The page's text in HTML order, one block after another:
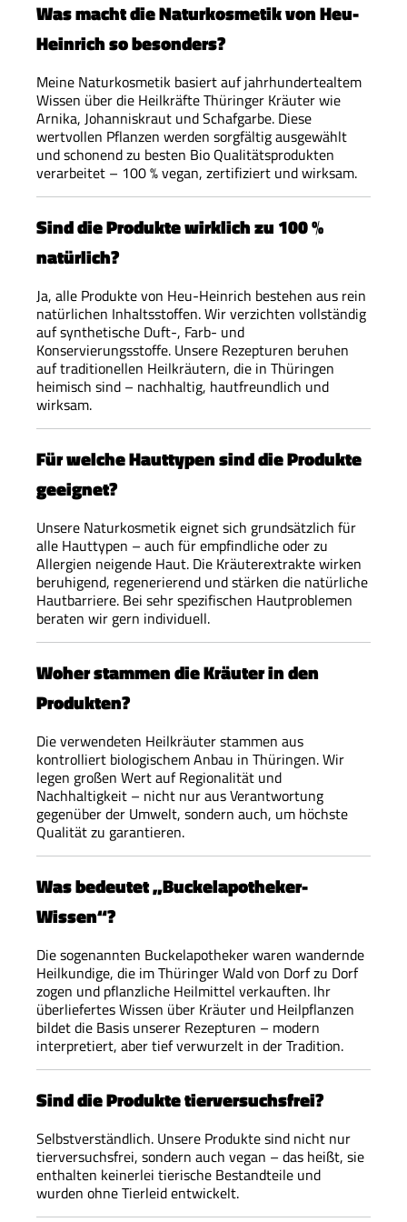
Was macht die Naturkosmetik von Heu-
Heinrich so besonders?
Meine Naturkosmetik basiert auf jahrhundertealtem
Wissen über die Heilkräfte Thüringer Kräuter wie
Arnika, Johanniskraut und Schafgarbe. Diese
wertvollen Pflanzen werden sorgfältig ausgewählt
und schonend zu besten Bio Qualitätsprodukten
verarbeitet – 100 % vegan, zertifiziert und wirksam.
Sind die Produkte wirklich zu 100 %
natürlich?
Ja, alle Produkte von Heu-Heinrich bestehen aus rein
natürlichen Inhaltsstoffen. Wir verzichten vollständig
auf synthetische Duft-, Farb- und
Konservierungsstoffe. Unsere Rezepturen beruhen
auf traditionellen Heilkräutern, die in Thüringen
heimisch sind – nachhaltig, hautfreundlich und
wirksam.
Für welche Hauttypen sind die Produkte
geeignet?
Unsere Naturkosmetik eignet sich grundsätzlich für
alle Hauttypen – auch für empfindliche oder zu
Allergien neigende Haut. Die Kräuterextrakte wirken
beruhigend, regenerierend und stärken die natürliche
Hautbarriere. Bei sehr spezifischen Hautproblemen
beraten wir gern individuell.
Woher stammen die Kräuter in den
Produkten?
Die verwendeten Heilkräuter stammen aus
kontrolliert biologischem Anbau in Thüringen. Wir
legen großen Wert auf Regionalität und
Nachhaltigkeit – nicht nur aus Verantwortung
gegenüber der Umwelt, sondern auch, um höchste
Qualität zu garantieren.
Was bedeutet „Buckelapotheker-
Wissen“?
Die sogenannten Buckelapotheker waren wandernde
Heilkundige, die im Thüringer Wald von Dorf zu Dorf
zogen und pflanzliche Heilmittel verkauften. Ihr
überliefertes Wissen über Kräuter und Heilpflanzen
bildet die Basis unserer Rezepturen – modern
interpretiert, aber tief verwurzelt in der Tradition.
Sind die Produkte tierversuchsfrei?
Selbstverständlich. Unsere Produkte sind nicht nur
tierversuchsfrei, sondern auch vegan – das heißt, sie
enthalten keinerlei tierische Bestandteile und
wurden ohne Tierleid entwickelt.